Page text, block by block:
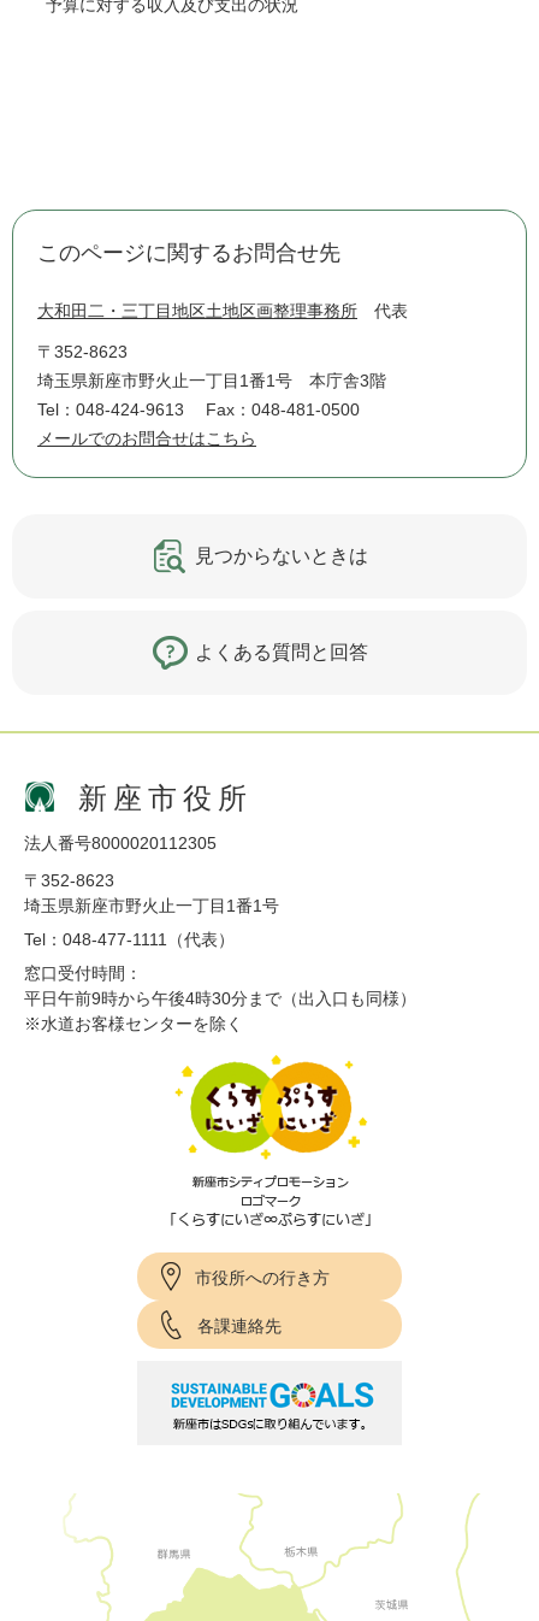
予算に対する収入及び支出の状況
このページに関するお問合せ先
大和田二・三丁目地区土地区画整理事務所 代表
〒352-8623
埼玉県新座市野火止一丁目1番1号 本庁舎3階
Tel：048-424-9613
Fax：048-481-0500
メールでのお問合せはこちら
見つからないときは
よくある質問と回答
新座市役所
法人番号8000020112305
〒352-8623
埼玉県新座市野火止一丁目1番1号
Tel：048-477-1111（代表）
窓口受付時間：
平日午前9時から午後4時30分まで（出入口も同様）
※水道お客様センターを除く
市役所への行き方
各課連絡先